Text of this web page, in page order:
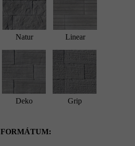
Natur Linear
Deko Grip
FORMÁTUM: